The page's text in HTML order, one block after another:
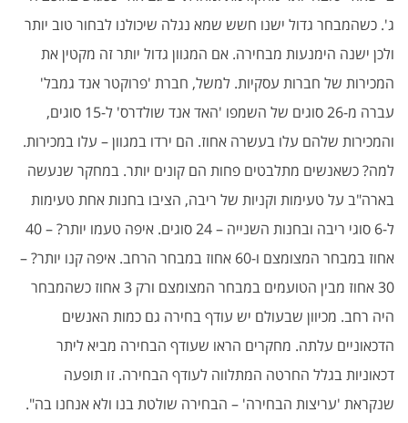
ג'. כשהמבחר גדול ישנו חשש שמא נגלה שיכולנו לבחור טוב יותר
ולכן ישנה הימנעות מבחירה. אם המגוון גדול יותר זה מקטין את
המכירות של חברות עסקיות. למשל, חברת 'פרוקטר אנד גמבל'
עברה מ-26 סוגים של השמפו 'האד אנד שולדרס' ל-15 סוגים,
והמכירות שלהם עלו בעשרה אחוז. הם ירדו במגוון – עלו במכירות.
למה? כשאנשים מתלבטים פחות הם קונים יותר. במחקר שנעשה
בארה"ב על טעימות וקניות של ריבה, הציבו בחנות אחת טעימות
ל-6 סוגי ריבה ובחנות השנייה – 24 סוגים. איפה טעמו יותר? – 40
אחוז במבחר המצומצם ו-60 אחוז במבחר הרחב. איפה קנו יותר? –
30 אחוז מבין הטועמים במבחר המצומצם ורק 3 אחוז כשהמבחר
היה רחב. מכיוון שבעולם יש עודף בחירה גם כמות האנשים
הדכאוניים עלתה. מחקרים הראו שעודף הבחירה מביא ליתר
דכאוניות בגלל החרטה המתלווה לעודף הבחירה. זו תופעה
שנקראת 'עריצות הבחירה' – הבחירה שולטת בנו ולא אנחנו בה".